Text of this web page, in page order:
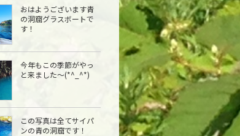
おはようございます青
の洞窟グラスボートで
す！
今年もこの季節がやっ
と来ました〜(*^_^*)
この写真は全てサイパ
ンの青の洞窟です！